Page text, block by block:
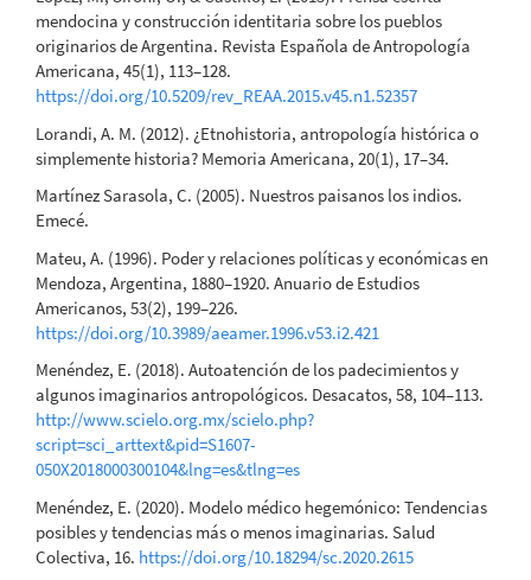
mendocina y construcción identitaria sobre los pueblos
originarios de Argentina. Revista Española de Antropología
Americana, 45(1), 113–128.
https://doi.org/10.5209/rev_REAA.2015.v45.n1.52357
Lorandi, A. M. (2012). ¿Etnohistoria, antropología histórica o
simplemente historia? Memoria Americana, 20(1), 17–34.
Martínez Sarasola, C. (2005). Nuestros paisanos los indios.
Emecé.
Mateu, A. (1996). Poder y relaciones políticas y económicas en
Mendoza, Argentina, 1880–1920. Anuario de Estudios
Americanos, 53(2), 199–226.
https://doi.org/10.3989/aeamer.1996.v53.i2.421
Menéndez, E. (2018). Autoatención de los padecimientos y
algunos imaginarios antropológicos. Desacatos, 58, 104–113.
http://www.scielo.org.mx/scielo.php?
script=sci_arttext&pid=S1607-
050X2018000300104&lng=es&tlng=es
Menéndez, E. (2020). Modelo médico hegemónico: Tendencias
posibles y tendencias más o menos imaginarias. Salud
Colectiva, 16. https://doi.org/10.18294/sc.2020.2615